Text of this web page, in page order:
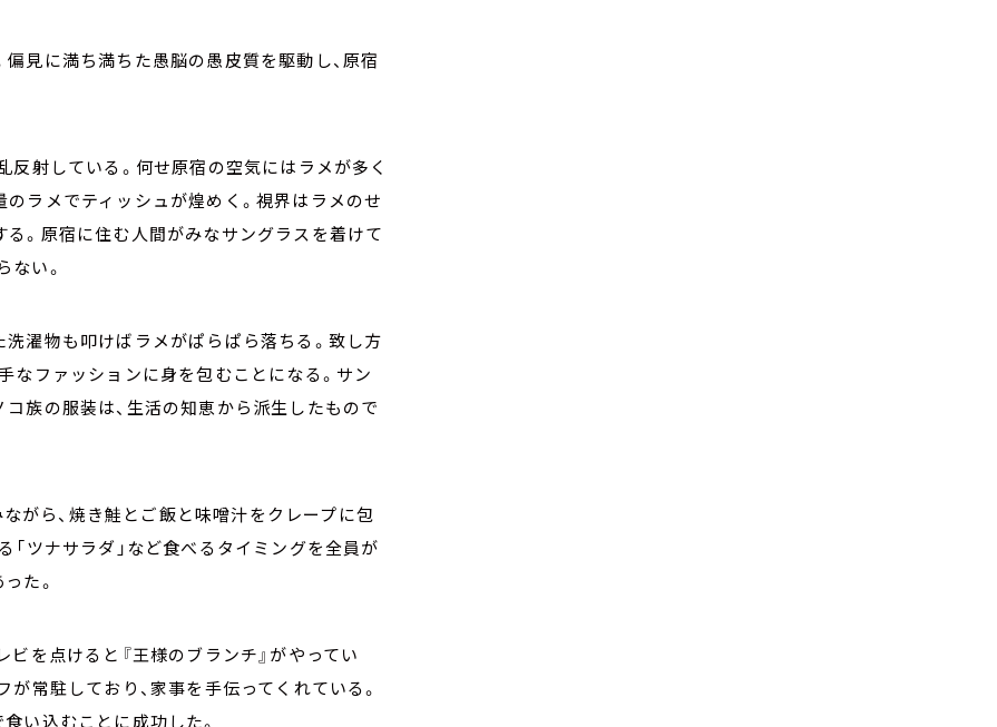
見に満ち満ちた愚脳の愚皮質を駆動し、原宿
反射している。何せ原宿の空気にはラメが多く
ラメでティッシュが煌めく。視界はラメのせ
。原宿に住む人間がみなサングラスを着けて
い。
濯物も叩けばラメがぱらぱら落ちる。致し方
なファッションに身を包むことになる。サン
族の服装は、生活の知恵から派生したもので
ながら、焼き鮭とご飯と味噌汁をクレープに包
「ツナサラダ」など食べるタイミングを全員が
た。
を点けると『王様のブランチ』がやってい
常駐しており、家事を手伝ってくれている。
い込むことに成功した。